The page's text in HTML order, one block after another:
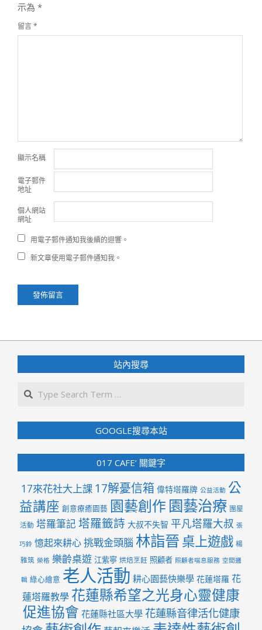
示為 *
留言*
顯示名稱
電子郵件
地址
個人網站
網址
用電子郵件通知我後續的迴響。
新文章使用電子郵件通知我。
站內搜尋
GOOGLE搜尋本站
017 CAFE’ 關鍵字
17來花社大上課 17解憂信箱 偉特塔羅牌 公益活動 公
益講座 創意療癒園藝 園藝創作 園藝治療 團屋
活動 塔羅筆記 塔羅籤詩 大叔不失智 平凡塔羅大叔 張
巧鈴 憶起來耕心挑戰金頭腦 林詣晉桌上遊戲 楊
雅筑 榮格 樂齡桌遊 江紫寧 烘焙烹飪 照顧者 照顧者喘息服務 空間邏
輯 綠心繪意 老人活動 耕心園藝快樂學 花蓮塔羅 花
蓮塔羅教學 花蓮縣希望之光身心靈健康
促進協會 花蓮縣社區大學 花蓮縣音律活化健康